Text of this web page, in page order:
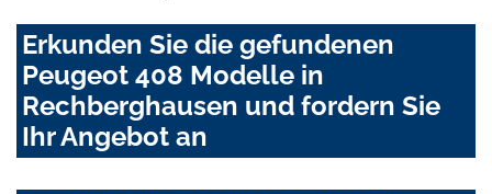
Erkunden Sie die gefundenen
Peugeot 408 Modelle in
Rechberghausen und fordern Sie
Ihr Angebot an